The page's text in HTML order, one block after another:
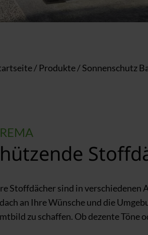
/ Produkte/Sonnenschutz
Stoffdächer sind in verschiedenen
an Ihre Wünsche und die
zu schaffen. Ob dezente Töne